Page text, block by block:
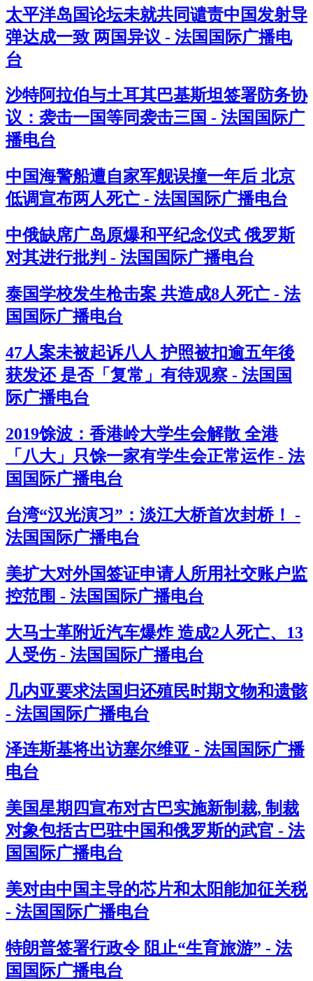
太平洋岛国论坛未就共同谴责中国发射导
弹达成一致 两国异议 - 法国国际广播电
台
沙特阿拉伯与土耳其巴基斯坦签署防务协
议：袭击一国等同袭击三国 - 法国国际广
播电台
中国海警船遭自家军舰误撞一年后 北京
低调宣布两人死亡 - 法国国际广播电台
中俄缺席广岛原爆和平纪念仪式 俄罗斯
对其进行批判 - 法国国际广播电台
泰国学校发生枪击案 共造成8人死亡 - 法
国国际广播电台
47人案未被起诉八人 护照被扣逾五年後
获发还 是否「复常」有待观察 - 法国国
际广播电台
2019馀波：香港岭大学生会解散 全港
「八大」只馀一家有学生会正常运作 - 法
国国际广播电台
台湾“汉光演习”：淡江大桥首次封桥！ -
法国国际广播电台
美扩大对外国签证申请人所用社交账户监
控范围 - 法国国际广播电台
大马士革附近汽车爆炸 造成2人死亡、13
人受伤 - 法国国际广播电台
几内亚要求法国归还殖民时期文物和遗骸
- 法国国际广播电台
泽连斯基将出访塞尔维亚 - 法国国际广播
电台
美国星期四宣布对古巴实施新制裁, 制裁
对象包括古巴驻中国和俄罗斯的武官 - 法
国国际广播电台
美对由中国主导的芯片和太阳能加征关税
- 法国国际广播电台
特朗普签署行政令 阻止“生育旅游” - 法
国国际广播电台